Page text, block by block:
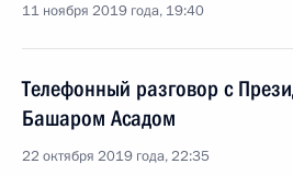
11 ноября 2019 года, 19:40
Телефонный разговор с
Башаром Асадом
22 октября 2019 года, 22:35